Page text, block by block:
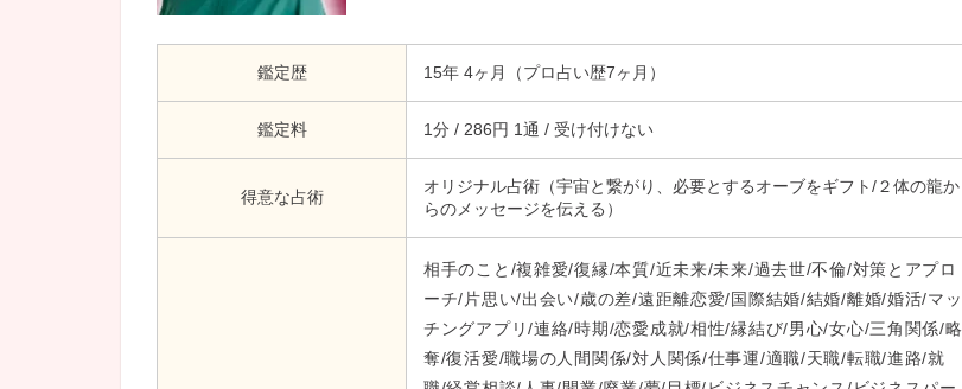
鑑定歴 15年 4ヶ月（プロ占い歴7ヶ月）
鑑定料 1分 / 286円 1通 / 受け付けない
得意な占術
オリジナル占術（宇宙と繋がり、必要とするオーブをギフト/２体の龍か
らのメッセージを伝える）
相手のこと/複雑愛/復縁/本質/近未来/未来/過去世/不倫/対策とアプロ
ーチ/片思い/出会い/歳の差/遠距離恋愛/国際結婚/結婚/離婚/婚活/マッ
チングアプリ/連絡/時期/恋愛成就/相性/縁結び/男心/女心/三角関係/略
奪/復活愛/職場の人間関係/対人関係/仕事運/適職/天職/転職/進路/就